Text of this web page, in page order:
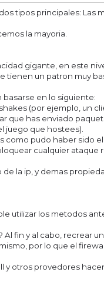
tipos principales: Las
la mayoria.
gigante, en este
tienen un patron muy
basarse en lo siguiente:
(por ejemplo, un
que has enviado
juego que hostees).
pudo haber sido
cualquier ataque
la ip, y demas
utilizar los metodos
fin y al cabo, recrear
por lo que el
y otros provedores